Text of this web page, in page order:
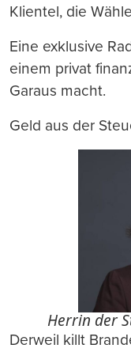
Klientel, die
Eine exklusive
einem privat
Garaus macht.
Geld aus der
Herrin der
Derweil killt